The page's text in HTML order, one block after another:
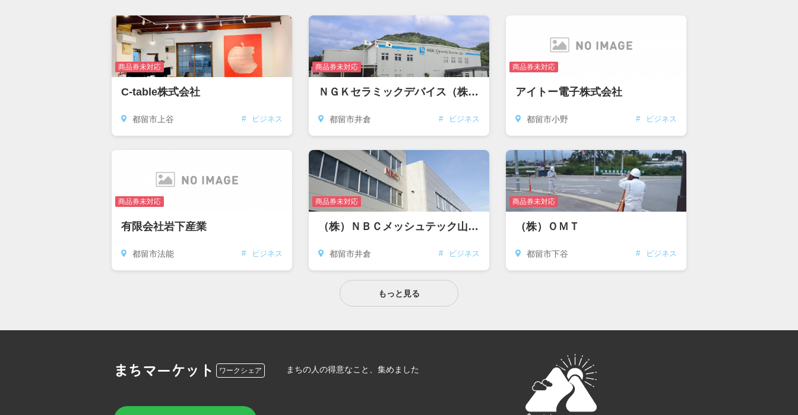
商品券未対応
C-table株式会社
都留市上谷 # ビジネス
商品券未対応
ＮＧＫセラミックデバイス（株）山梨工場
都留市井倉 # ビジネス
商品券未対応
アイトー電子株式会社
都留市小野 # ビジネス
商品券未対応
有限会社岩下産業
都留市法能 # ビジネス
商品券未対応
（株）ＮＢＣメッシュテック山梨都留工場
都留市井倉 # ビジネス
商品券未対応
（株）ＯＭＴ
都留市下谷 # ビジネス
もっと見る
まちマーケット ワークシェア まちの人の得意なこと、集めました